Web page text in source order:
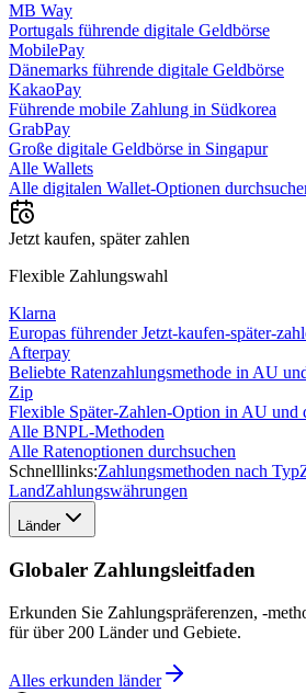
MB Way
Portugals führende digitale Geldbörse
MobilePay
Dänemarks führende digitale Geldbörse
KakaoPay
Führende mobile Zahlung in Südkorea
GrabPay
Große digitale Geldbörse in Singapur
Alle Wallets
Alle digitalen Wallet-Optionen
Jetzt kaufen, später zahlen
Flexible Zahlungswahl
Klarna
Europas führender Jetzt-kaufen-später-
Afterpay
Beliebte Ratenzahlungsmethode in AU
Zip
Flexible Später-Zahlen-Option in AU und
Alle BNPL-Methoden
Alle Ratenoptionen durchsuchen
Schnelllinks:Zahlungsmethoden nach Typ
LandZahlungswährungen
Länder
Globaler Zahlungsleitfaden
Erkunden Sie Zahlungspräferenzen, -
für über 200 Länder und Gebiete.
Alles erkunden länder